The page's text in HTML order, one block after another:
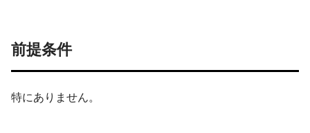
前提条件
特にありません。